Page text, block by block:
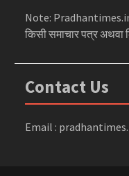
Note:
किसी समाचार पत्र
Contact Us
Email :